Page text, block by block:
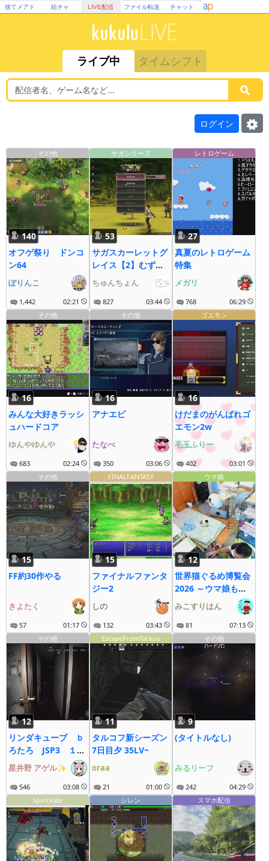
捨てメアド 絵チャ LIVE配信 ファイル転送 チャット
ライブ中 タイムシフト
ログイン
その他
140
オフゲ祭り ドンコ
ン64
ぽりんこ
1,442 02:21
サガシリーズ
53
サガスカーレットグ
レイス【2】むずす
ぎわろた！
ちゅんちょん
827 03:44
レトロゲーム
27
真夏のレトロゲーム
特集
メガリ
768
06:29
その他
16
みんな大好きラッシ
ュハードコア
ゆんやゆんや
683 02:24
その他
16
アナエピ
たなべ
350 03:06
ゴエモン
16
けだまのがんばれゴ
エモン2w
毛玉ふりー
402
03:01
その他
15
FF約30作やる
きよたく
57 01:17
FINALFANTASY
15
ファイナルファンタ
ジー2
しの
132 03:43
ウマ娘
12
世界猫ぐるめ博覧会
2026 ～ウマ娘も大
疾走にゃ～
みこすりはん
81
07:13
その他
12
リンダキューブ ｂ
ろたろ JSP3 １４
５日目
星井野 アゲル✨
546 03:08
EscapeFromTarkov
11
タルコフ新シーズン
7日目夕 35LV~
oraa
21 01:00
その他
9
(タイトルなし)
みるリーフ
242
04:29
SpiritVale
シレン スマホ配信